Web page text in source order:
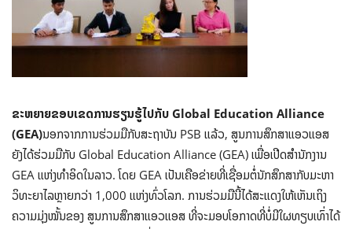
ຂະຫຍາຍຂອບເຂດການຮຽນຮູ້ໄປກັບ Global Education Alliance
(GEA)ນອກຈາກການຮ່ວມມືກັບສະຖາບັນ PSB ແລ້ວ, ສູນການສຶກສາແອວແອສ
ຍັງໄດ້ຮ່ວມມືກັບ Global Education Alliance (GEA) ເພື່ອເປີດສຳນັກງານ
GEA ແຫ່ງທຳອິດໃນລາວ. ໂດຍ GEA ເປັນເຄືອຂ່າຍທີ່ເຊື່ອມຕໍ່ນັກສຶກສາກັບມະຫາ
ວິທະຍາໄລຫຼາຍກວ່າ 1,000 ແຫ່ງທົ່ວໂລກ. ການຮ່ວມມືນີ້ໄດ້ສະແດງໃຫ້ເຫັນເຖິງ
ຄວາມມຸ່ງໝັ້ນຂອງ ສູນການສຶກສາແອວແອສ ທີ່ຈະມອບໂອກາດທີ່ບໍ່ມີໃຜທຽບເທົ່າໄດ້